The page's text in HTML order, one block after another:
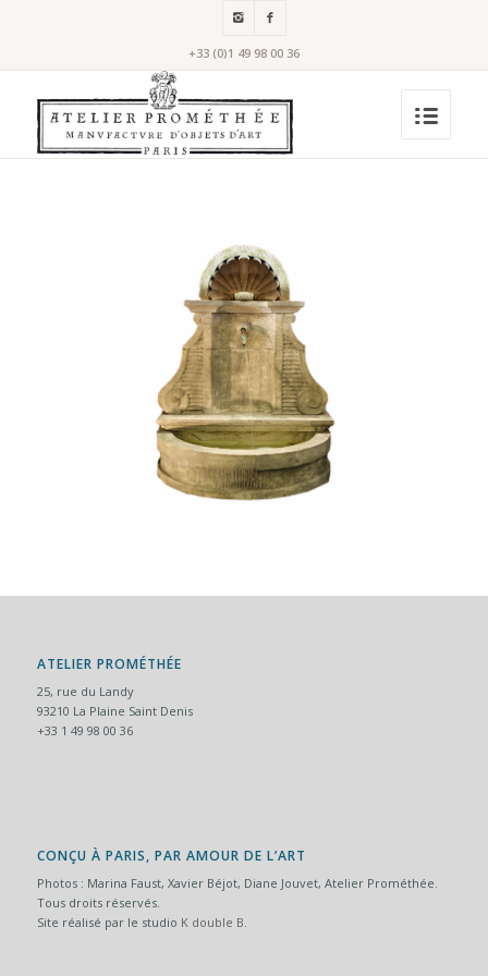
+33 (0)1 49 98 00 36
ATELIER PROMÉTHÉE
25, rue du Landy
93210 La Plaine Saint Denis
+33 1 49 98 00 36
CONÇU À PARIS, PAR AMOUR DE L’ART
Photos : Marina Faust, Xavier Béjot, Diane Jouvet, Atelier Prométhée.
Tous droits réservés.
Site réalisé par le studio K double B